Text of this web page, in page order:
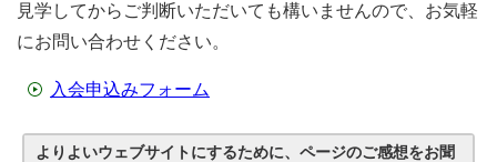
見学してからご判断いただいても構いませんので、お気軽
にお問い合わせください。
入会申込みフォーム
よりよいウェブサイトにするために、ページのご感想をお聞